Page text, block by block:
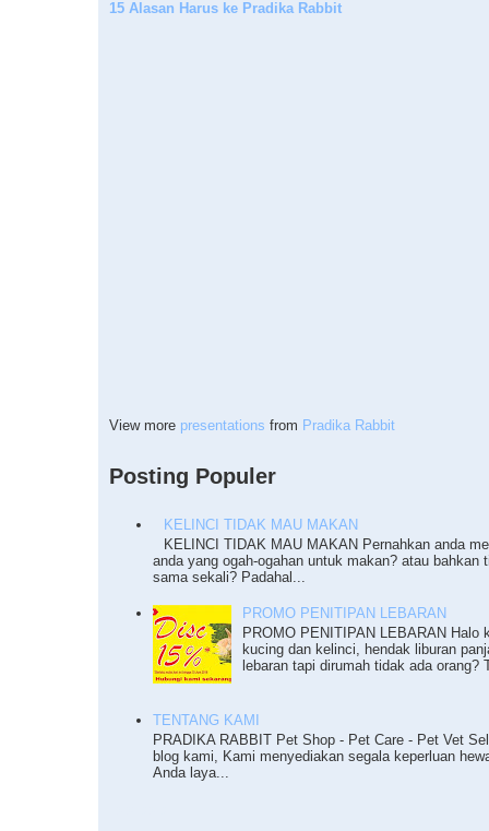
15 Alasan Harus ke Pradika Rabbit
View more presentations from Pradika Rabbit
Posting Populer
KELINCI TIDAK MAU MAKAN
KELINCI TIDAK MAU MAKAN Pernahkan anda
anda yang ogah-ogahan untuk makan? atau bahkan
sama sekali? Padahal...
PROMO PENITIPAN LEBARAN
PROMO PENITIPAN LEBARAN Halo
kucing dan kelinci, hendak liburan
lebaran tapi dirumah tidak ada orang?
TENTANG KAMI
PRADIKA RABBIT Pet Shop - Pet Care - Pet Vet
blog kami, Kami menyediakan segala keperluan
Anda laya...